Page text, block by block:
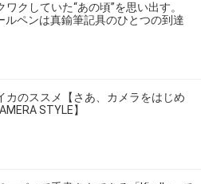
ワクしていた“あの頃”を思い出す。
ルペンは真鍮筆記具のひとつの到達
カのススメ【さあ、カメラをはじめ
STYLE】